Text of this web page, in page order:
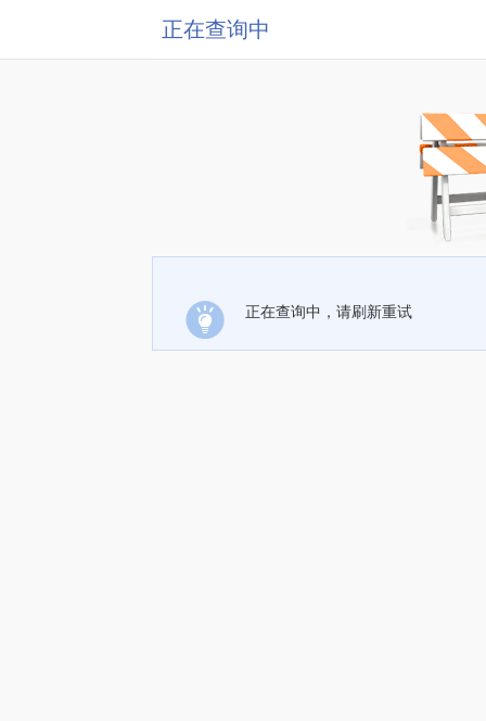
正在查询中
正在查询中，请刷新重试